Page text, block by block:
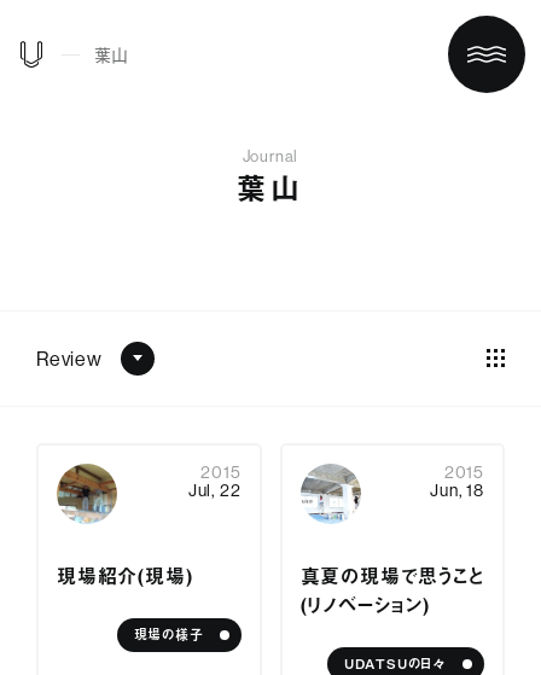
葉山
Journal
葉山
Review
2015
Jul, 22
現場紹介（現場）
現場の様子
2015
Jun, 18
真夏の現場で思うこと
（リノベーション）
UDATSUの日々
買う/借りる
リノベする
サービス紹介
ジャーナル